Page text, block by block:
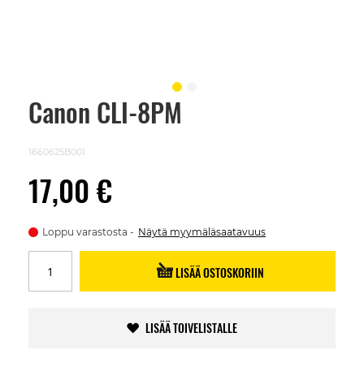
Canon CLI-8PM
1660625B001
17,00 €
Loppu varastosta Näytä myymäläsaatavuus
LISÄÄ OSTOSKORIIN
LISÄÄ TOIVELISTALLE
Skip
images
gallery